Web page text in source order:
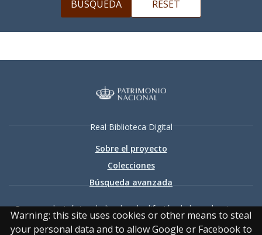
Warning: this site uses cookies or other means to steal
your personal data and to allow Google or Facebook to
Real Biblioteca Digital
Sobre el proyecto
Colecciones
Búsqueda avanzada
Recurso electrónico dedicado a la difusión de las colecciones
digitalizadas de la Real Biblioteca